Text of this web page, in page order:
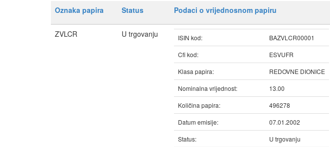
Oznaka papira Status Podaci o vrijednosnom papiru
ZVLCR U trgovanju ISIN kod:
BAZVLCR00001
Cfi kod:
ESVUFR
Klasa papira:
REDOVNE DIONICE
Nominalna vrijednost:
13.00
Količina papira:
496278
Datum emisije:
07.01.2002
Status:
U trgovanju